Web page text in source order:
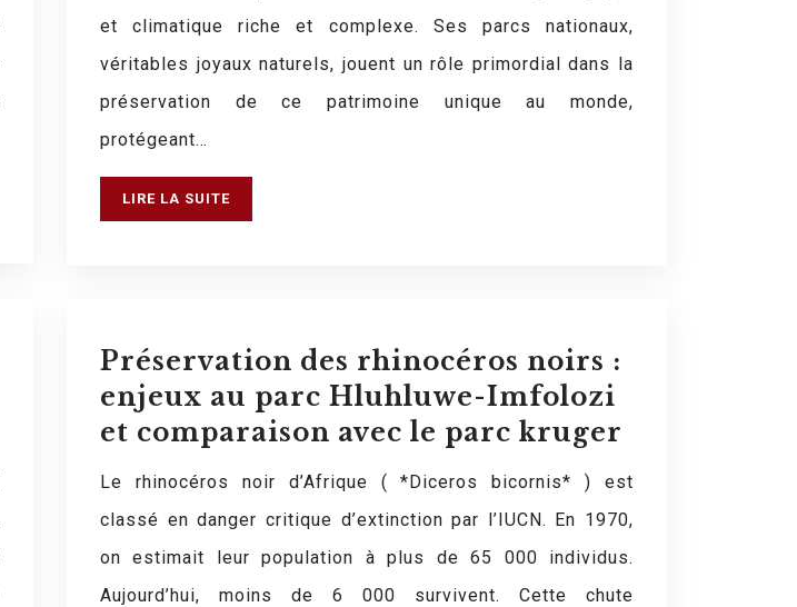
et climatique riche et complexe. Ses parcs nationaux,
véritables joyaux naturels, jouent un rôle primordial dans la
préservation de ce patrimoine unique au monde,
protégeant…
LIRE LA SUITE
Préservation des rhinocéros noirs :
enjeux au parc Hluhluwe-Imfolozi
et comparaison avec le parc kruger
Le rhinocéros noir d’Afrique ( *Diceros bicornis* ) est
classé en danger critique d’extinction par l’IUCN. En 1970,
on estimait leur population à plus de 65 000 individus.
Aujourd’hui, moins de 6 000 survivent. Cette chute